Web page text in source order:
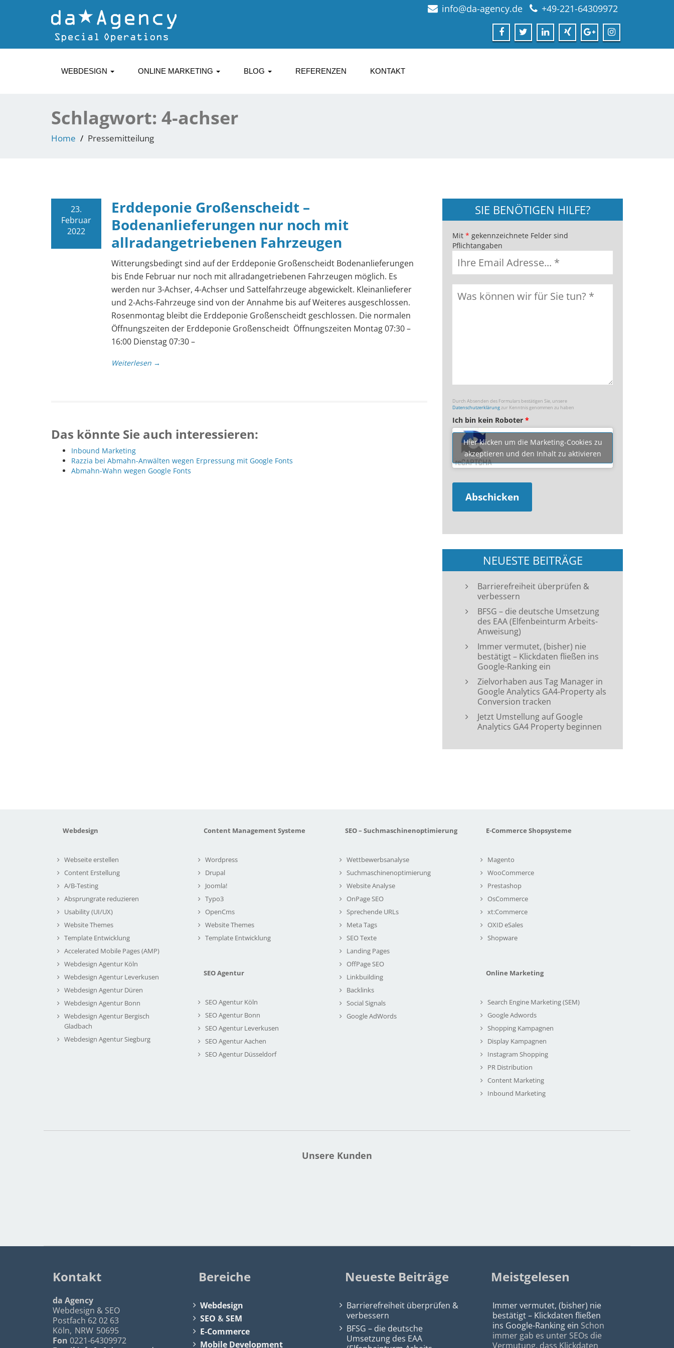
info@da-agency.de +49-221-64309972
WEBDESIGN ONLINE MARKETING BLOG REFERENZEN KONTAKT
Schlagwort: 4-achser
Home Pressemitteilung
23.
Februar
2022
Erddeponie Großenscheidt –
Bodenanlieferungen nur noch mit
allradangetriebenen Fahrzeugen
Witterungsbedingt sind auf der Erddeponie Großenscheidt Bodenanlieferungen
bis Ende Februar nur noch mit allradangetriebenen Fahrzeugen möglich. Es
werden nur 3-Achser, 4-Achser und Sattelfahrzeuge abgewickelt. Kleinanlieferer
und 2-Achs-Fahrzeuge sind von der Annahme bis auf Weiteres ausgeschlossen.
Rosenmontag bleibt die Erddeponie Großenscheidt geschlossen. Die normalen
Öffnungszeiten der Erddeponie Großenscheidt Öffnungszeiten Montag 07:30 –
16:00 Dienstag 07:30 –
Weiterlesen →
Das könnte Sie auch interessieren:
Inbound Marketing
Razzia bei Abmahn-Anwälten wegen Erpressung mit Google Fonts
Abmahn-Wahn wegen Google Fonts
SIE BENÖTIGEN HILFE?
Mit * gekennzeichnete Felder sind
Pflichtangaben
Durch Absenden des Formulars bestätigen Sie, unsere
Datenschutzerklärungzur Kenntnis genommen zu haben
Ich bin kein Roboter *
Hier klicken um die Marketing-Cookies zu
akzeptieren und den Inhalt zu aktivieren
NEUESTE BEITRÄGE
Barrierefreiheit überprüfen &
verbessern
BFSG – die deutsche Umsetzung
des EAA (Elfenbeinturm Arbeits-
Anweisung)
Immer vermutet, (bisher) nie
bestätigt – Klickdaten fließen ins
Google-Ranking ein
Zielvorhaben aus Tag Manager in
Google Analytics GA4-Property als
Conversion tracken
Jetzt Umstellung auf Google
Analytics GA4 Property beginnen
Webdesign
Webseite erstellen
Content Erstellung
A/B-Testing
Absprungrate reduzieren
Usability (UI/UX)
Website Themes
Template Entwicklung
Accelerated Mobile Pages (AMP)
Webdesign Agentur Köln
Webdesign Agentur Leverkusen
Webdesign Agentur Düren
Webdesign Agentur Bonn
Webdesign Agentur Bergisch
Gladbach
Webdesign Agentur Siegburg
Content Management Systeme
Wordpress
Drupal
Joomla!
Typo3
OpenCms
Website Themes
Template Entwicklung
SEO Agentur
SEO Agentur Köln
SEO Agentur Bonn
SEO Agentur Leverkusen
SEO Agentur Aachen
SEO Agentur Düsseldorf
SEO – Suchmaschinenoptimierung
Wettbewerbsanalyse
Suchmaschinenoptimierung
Website Analyse
OnPage SEO
Sprechende URLs
Meta Tags
SEO Texte
Landing Pages
OffPage SEO
Linkbuilding
Backlinks
Social Signals
Google AdWords
E-Commerce Shopsysteme
Magento
WooCommerce
Prestashop
OsCommerce
xt:Commerce
OXID eSales
Shopware
Online Marketing
Search Engine Marketing (SEM)
Google Adwords
Shopping Kampagnen
Display Kampagnen
Instagram Shopping
PR Distribution
Content Marketing
Inbound Marketing
Unsere Kunden
Kontakt
da Agency
Webdesign & SEO
Postfach 62 02 63
Köln, NRW 50695
Fon 0221-64309972
Bereiche
Webdesign
SEO &SEM
E-Commerce
Mobile Development
Neueste Beiträge
Barrierefreiheit überprüfen &
verbessern
BFSG – die deutsche
Umsetzung des EAA
Meistgelesen
Immer vermutet, (bisher) nie
bestätigt – Klickdaten fließen
ins Google-Ranking ein Schon
immer gab es unter SEOs die
Vermutung, dass Klickdaten